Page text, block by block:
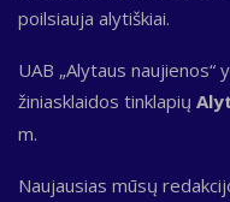
poilsiauja alytiškiai.
UAB „Alytaus
žiniasklaidos tinklapių
m.
Naujausias mūsų